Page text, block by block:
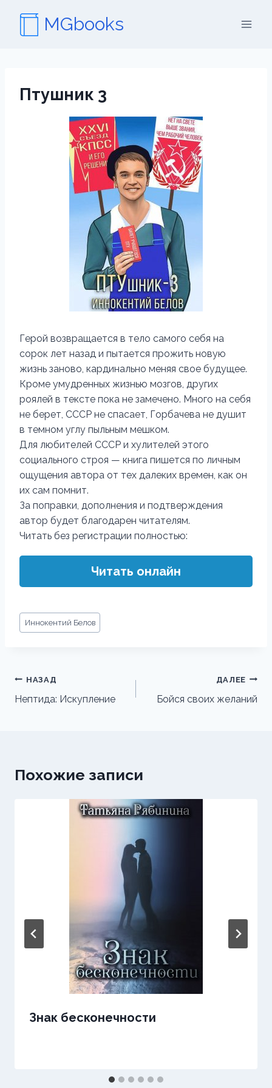
содержимому
MGbooks
Птушник 3
Герой возвращается в тело самого себя на
сорок лет назад и пытается прожить новую
жизнь заново, кардинально меняя свое будущее.
Кроме умудренных жизнью мозгов, других
роялей в тексте пока не замечено. Много на себя
не берет, СССР не спасает, Горбачева не душит
в темном углу пыльным мешком.
Для любителей СССР и хулителей этого
социального строя — книга пишется по личным
ощущения автора от тех далеких времен, как он
их сам помнит.
За поправки, дополнения и подтверждения
автор будет благодарен читателям.
Читать без регистрации полностью:
Читать онлайн
Метки
записи:
Иннокентий Белов
Навигация
по
НАЗАД
Нептида: Искупление
ДАЛЕЕ
Бойся своих желаний
Похожие записи
Знак бесконечности